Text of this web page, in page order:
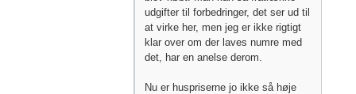
udgifter til forbedringer, det ser ud til
at virke her, men jeg er ikke rigtigt
klar over om der laves numre med
det, har en anelse derom.
Nu er huspriserne jo ikke så høje